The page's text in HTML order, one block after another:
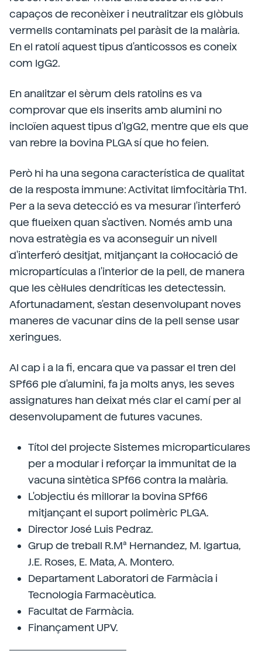
capaços de reconèixer i neutralitzar els glòbuls
vermells contaminats pel paràsit de la malària.
En el ratolí aquest tipus d'anticossos es coneix
com IgG2.
En analitzar el sèrum dels ratolins es va
comprovar que els inserits amb alumini no
incloïen aquest tipus d'IgG2, mentre que els que
van rebre la bovina PLGA sí que ho feien.
Però hi ha una segona característica de qualitat
de la resposta immune: Activitat limfocitària Th1.
Per a la seva detecció es va mesurar l'interferó
que flueixen quan s'activen. Només amb una
nova estratègia es va aconseguir un nivell
d'interferó desitjat, mitjançant la col·locació de
micropartículas a l'interior de la pell, de manera
que les cèl·lules dendríticas les detectessin.
Afortunadament, s'estan desenvolupant noves
maneres de vacunar dins de la pell sense usar
xeringues.
Al cap i a la fi, encara que va passar el tren del
SPf66 ple d'alumini, fa ja molts anys, les seves
assignatures han deixat més clar el camí per al
desenvolupament de futures vacunes.
Títol del projecte Sistemes microparticulares
per a modular i reforçar la immunitat de la
vacuna sintètica SPf66 contra la malària.
L'objectiu és millorar la bovina SPf66
mitjançant el suport polimèric PLGA.
Director José Luis Pedraz.
Grup de treball R.Mª Hernandez, M. Igartua,
J.E. Roses, E. Mata, A. Montero.
Departament Laboratori de Farmàcia i
Tecnologia Farmacèutica.
Facultat de Farmàcia.
Finançament UPV.